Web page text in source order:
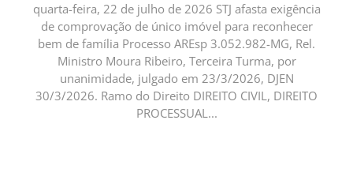
quarta-feira, 22 de julho de 2026 STJ afasta exigência
de comprovação de único imóvel para reconhecer
bem de família Processo AREsp 3.052.982-MG, Rel.
Ministro Moura Ribeiro, Terceira Turma, por
unanimidade, julgado em 23/3/2026, DJEN
30/3/2026. Ramo do Direito DIREITO CIVIL, DIREITO
PROCESSUAL...